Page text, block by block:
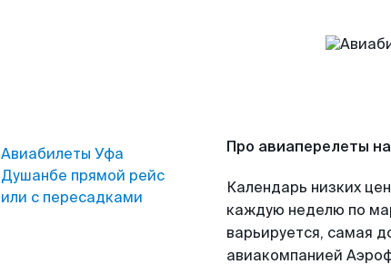
Авиабилеты Уфа
Душанбе прямой рейс
или с пересадками
Про авиаперелеты
Календарь низких
каждую неделю по
варьируется, самая
авиакомпанией